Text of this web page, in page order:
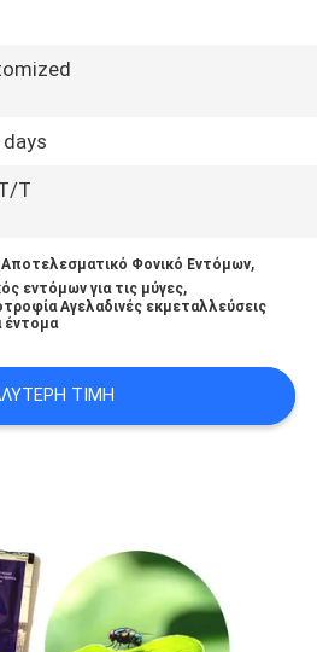
T
Φονικό Εντόμων,
εντόμων για τις μύγες,
Αγελαδινές εκμεταλλεύσεις
έντομα
ΤΙΜΉ